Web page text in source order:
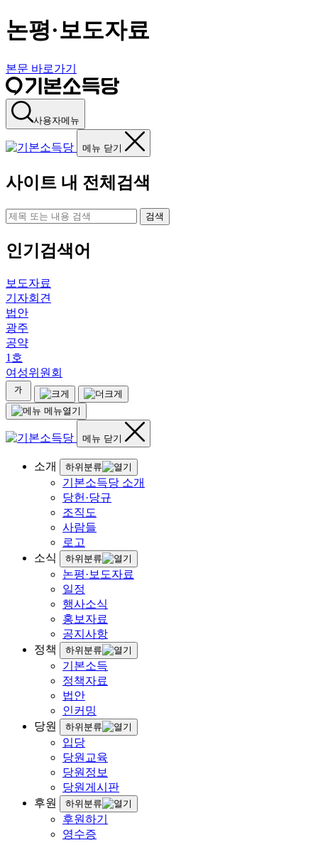
논평·보도자료
본문 바로가기
사용자메뉴
메뉴 닫기
사이트 내 전체검색
검색
인기검색어
보도자료
기자회견
법안
광주
공약
1호
여성위원회
메뉴열기
메뉴 닫기
소개 하위분류
기본소득당 소개
당헌·당규
조직도
사람들
로고
소식
하위분류
논평·보도자료
일정
행사소식
홍보자료
공지사항
정책
하위분류
기본소득
정책자료
법안
인커밍
당원
하위분류
입당
당원교육
당원정보
당원게시판
후원
하위분류
후원하기
영수증